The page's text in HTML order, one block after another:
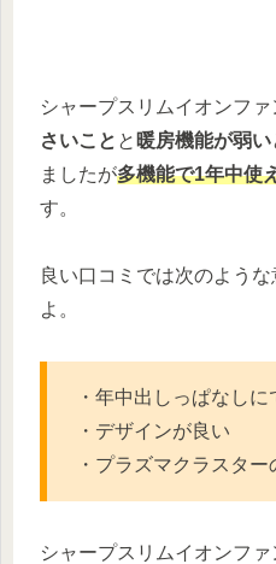
シャープスリムイオンファ
さいこと と 暖房機能が弱い
ましたが多機能で1年中使
す。
良い口コミでは次のよう
よ。
・年中出しっぱなしに
・デザインが良い
・プラズマクラスタ
シャープスリムイオンフ